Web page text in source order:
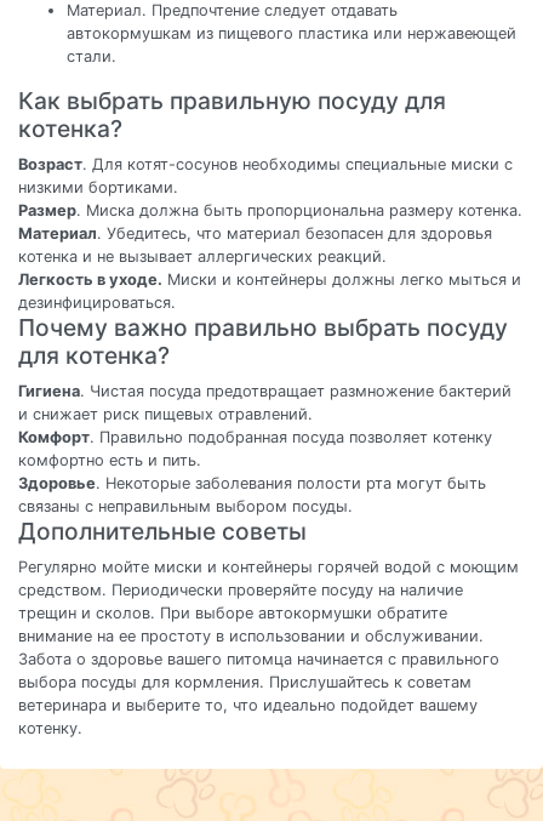
Материал. Предпочтение следует отдавать
автокормушкам из пищевого пластика или нержавеющей
стали.
Как выбрать правильную посуду для
котенка?
Возраст. Для котят-сосунов необходимы специальные миски с
низкими бортиками.
Размер. Миска должна быть пропорциональна размеру котенка.
Материал. Убедитесь, что материал безопасен для здоровья
котенка и не вызывает аллергических реакций.
Легкость в уходе. Миски и контейнеры должны легко мыться и
дезинфицироваться.
Почему важно правильно выбрать посуду
для котенка?
Гигиена. Чистая посуда предотвращает размножение бактерий
и снижает риск пищевых отравлений.
Комфорт. Правильно подобранная посуда позволяет котенку
комфортно есть и пить.
Здоровье. Некоторые заболевания полости рта могут быть
связаны с неправильным выбором посуды.
Дополнительные советы
Регулярно мойте миски и контейнеры горячей водой с моющим
средством. Периодически проверяйте посуду на наличие
трещин и сколов. При выборе автокормушки обратите
внимание на ее простоту в использовании и обслуживании.
Забота о здоровье вашего питомца начинается с правильного
выбора посуды для кормления. Прислушайтесь к советам
ветеринара и выберите то, что идеально подойдет вашему
котенку.